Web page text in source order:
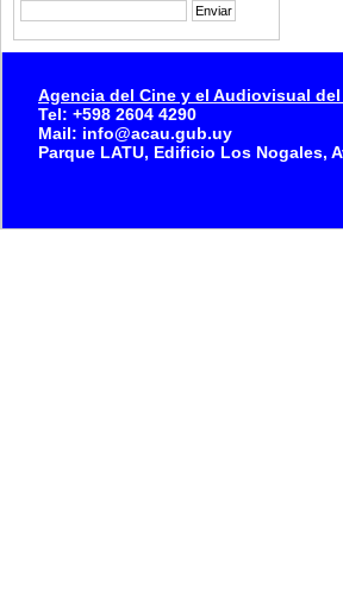
Agencia del Cine y el Audiovisual
Tel: +598 2604 4290
Mail: info@acau.gub.uy
Parque LATU, Edificio Los Nogales,